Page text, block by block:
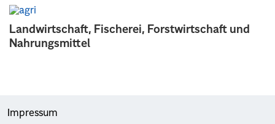
Landwirtschaft, Fischerei, Forstwirtschaft und
Nahrungsmittel
Impressum